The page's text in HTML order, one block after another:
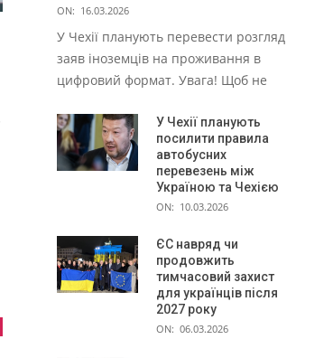
ON: 16.03.2026
У Чехії планують перевести розгляд
заяв іноземців на проживання в
цифровий формат. Увага! Щоб не
У Чехії планують
посилити правила
автобусних
перевезень між
Україною та Чехією
ON: 10.03.2026
ЄС навряд чи
продовжить
тимчасовий захист
для українців після
2027 року
ON: 06.03.2026